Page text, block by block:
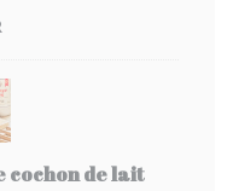
cochon de lait